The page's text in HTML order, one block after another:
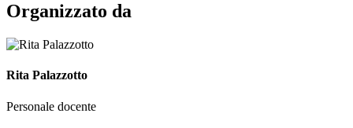
Organizzato da
Rita Palazzotto
Personale docente